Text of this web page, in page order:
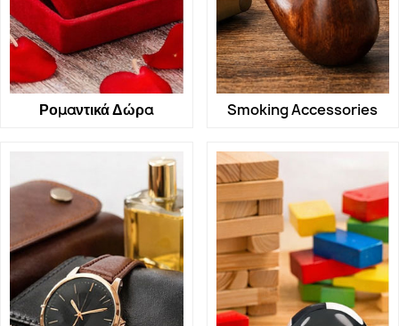
Ρομαντικά Δώρα Smoking Accessories